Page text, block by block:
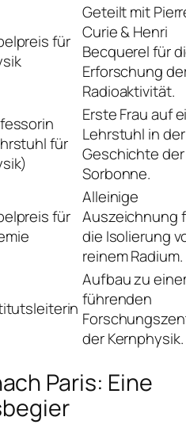
für
Geteilt mit
Curie & Henri
Becquerel für
Erforschung
Radioaktivität.
für
Erste Frau auf
Lehrstuhl in der
Geschichte der
Sorbonne.
für
Alleinige
Auszeichnung
die Isolierung
reinem Radium.
Aufbau zu
führenden
der Kernphysik.
Paris: Eine